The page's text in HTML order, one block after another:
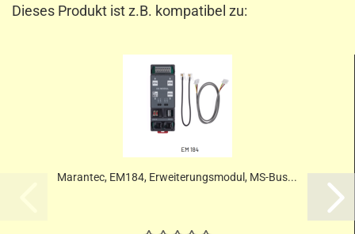
Dieses Produkt ist z.B. kompatibel zu:
Marantec, EM184, Erweiterungsmodul, MS-Bus...